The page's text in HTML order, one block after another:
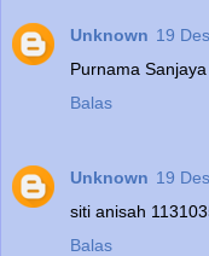
Unknown 19
Purnama
Balas
Unknown 19
siti anisah
Balas